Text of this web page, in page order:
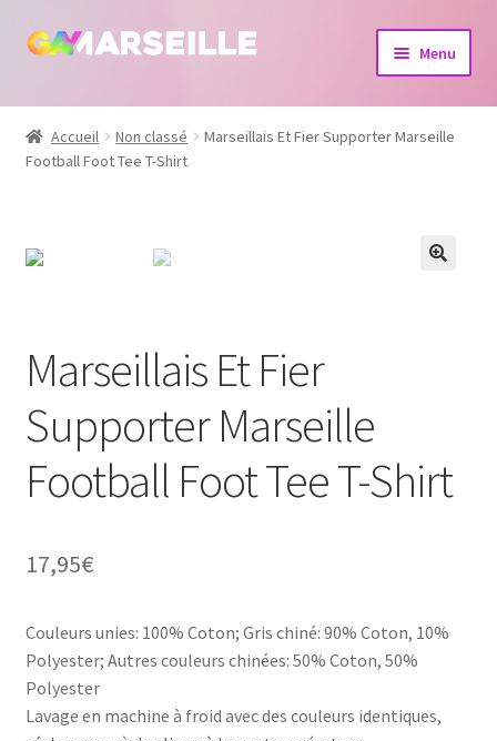
Aller
navigation
Aller
Menu
Boutique
Bijoux
Accueil Non classé
Marseillais Et Fier Supporter Marseille
Football Foot Tee T-Shirt
Marseillais Et Fier
Supporter Marseille
Football Foot Tee T-Shirt
17,95€
Couleurs unies: 100% Coton; Gris chiné: 90% Coton, 10%
Polyester; Autres couleurs chinées: 50% Coton, 50%
Polyester
Lavage en machine à froid avec des couleurs identiques,